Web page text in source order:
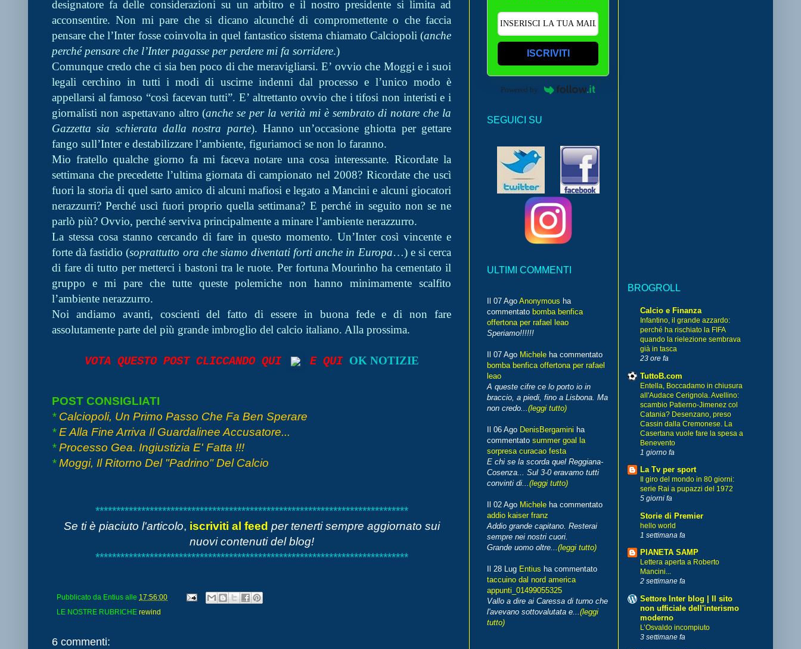
designatore fa delle considerazioni su un arbitro e il nostro presidente si limita ad
acconsentire. Non mi pare che si dicano alcunché di compromettente o che faccia
pensare che l’Inter fosse coinvolta in quel fantastico sistema chiamato Calciopoli (anche
perché pensare che l’Inter pagasse per perdere mi fa sorridere.)
Comunque credo che ci sia ben poco di che meravigliarsi. E’ ovvio che Moggi e i suoi
legali cerchino in tutti i modi di uscirne indenni dal processo e l’unico modo è
appellarsi al famoso “così facevan tutti”. E’ altrettanto ovvio che i tifosi non interisti e i
giornalisti non aspettavano altro (anche se per la verità mi è sembrato di notare che la
Gazzetta sia schierata dalla nostra parte). Hanno un’occasione ghiotta per gettare
fango sull’Inter e destabilizzare l’ambiente, figuriamoci se non lo faranno.
Mio fratello qualche giorno fa mi faceva notare una cosa interessante. Ricordate la
settimana che precedette l’ultima giornata di campionato nel 2008? Ricordate che uscì
fuori la storia di quel sarto amico di alcuni mafiosi e legato a Mancini e alcuni giocatori
nerazzurri? Perché uscì fuori proprio quella settimana? E perché in seguito non se ne
parlò più? Ovvio, perché serviva principalmente a minare l’ambiente nerazzurro.
La stessa cosa stanno cercando di fare in questo momento. Un’Inter così vincente e
forte dà fastidio (soprattutto ora che siamo diventati forti anche in Europa…) e si cerca
di fare di tutto per metterci i bastoni tra le ruote. Per fortuna Mourinho ha cementato il
gruppo e mi pare che tutte queste polemiche non hanno minimamente scalfito
l’ambiente nerazzurro.
Noi andiamo avanti, coscienti del fatto di essere in buona fede e di non fare
assolutamente parte del più grande imbroglio del calcio italiano. Alla prossima.
VOTA QUESTO POST CLICCANDO QUI E QUI OK NOTIZIE
POST CONSIGLIATI
* Calciopoli, Un Primo Passo Che Fa Ben Sperare
*E Alla Fine Arriva Il Guardalinee Accusatore...
*Processo Gea. Ingiustizia E' Fatta !!!
*Moggi, Il Ritorno Del "Padrino" Del Calcio
***************************************************************************
Se ti è piaciuto l'articolo, iscriviti al feed per tenerti sempre aggiornato sui
nuovi contenuti del blog!
***************************************************************************
Pubblicato da Entius alle 17:56:00
LE NOSTRE RUBRICHE rewind
6 commenti:
ISCRIVITI
Powered by
SEGUICI SU
ULTIMI COMMENTI
Il 07 Ago Anonymous ha
commentato bomba benfica
offertona per rafael leao
Speriamo!!!!!!
Il 07 Ago Michele ha commentato
bomba benfica offertona per rafael
leao
A queste cifre ce lo porto io in
braccio, a piedi, fino a Lisbona. Ma
non credo...(leggi tutto)
Il 06 Ago DenisBergamini ha
commentato summer goal la
sorpresa curacao festa
E chi se la scorda quel Reggiana-
Cosenza... Sul 3-0 eravamo tutti
convinti di...(leggi tutto)
Il 02 Ago Michele ha commentato
addio kaiser franz
Addio grande capitano. Resterai
sempre nei nostri cuori.
Grande uomo oltre...(leggi tutto)
Il 28 Lug Entius ha commentato
taccuino dal nord america
appunti_01499055325
Vallo a dire ai Caressa di turno che
l'avevano sottovalutata e...(leggi
tutto)
BROGROLL
Calcio e Finanza
Infantino, il grande azzardo:
perché ha rischiato la FIFA
quando la rielezione sembrava
già in tasca
23 ore fa
TuttoB.com
Entella, Boccadamo in chiusura
all'Audace Cerignola. Avellino:
scambio Patierno-Jimenez col
Catania? Desenzano, preso
Cassin dalla Cremonese. La
Casertana vuole fare la spesa a
Benevento
1 giorno fa
La Tv per sport
Il giro del mondo in 80 giorni:
serie Rai a pupazzi del 1972
5 giorni fa
Storie di Premier
hello world
1 settimana fa
PIANETA SAMP
Lettera aperta a Roberto
Mancini...
2 settimane fa
Settore Inter blog | Il sito
non ufficiale dell'interismo
moderno
L’Osvaldo incompiuto
3 settimane fa